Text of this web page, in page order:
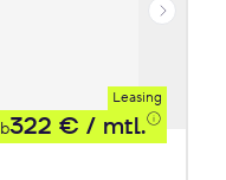
Leasing
322 € / mtl.